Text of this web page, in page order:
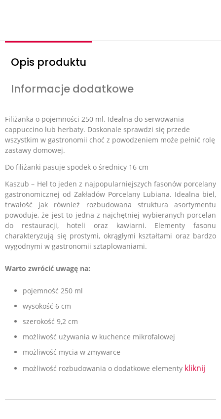
Opis produktu
Informacje dodatkowe
Filiżanka o pojemności 250 ml. Idealna do serwowania
cappuccino lub herbaty. Doskonale sprawdzi się przede
wszystkim w gastronomii choć z powodzeniem może pełnić rolę
zastawy domowej.
Do filiżanki pasuje spodek o średnicy 16 cm
Kaszub – Hel to jeden z najpopularniejszych fasonów porcelany
gastronomicznej od Zakładów Porcelany Lubiana. Idealna biel,
trwałość jak również rozbudowana struktura asortymentu
powoduje, że jest to jedna z najchętniej wybieranych porcelan
do restauracji, hoteli oraz kawiarni. Elementy fasonu
charakteryzują się prostymi, okrągłymi kształtami oraz bardzo
wygodnymi w gastronomii sztaplowaniami.
Warto zwrócić uwagę na:
pojemność 250 ml
wysokość 6 cm
szerokość 9,2 cm
możliwość używania w kuchence mikrofalowej
możliwość mycia w zmywarce
możliwość rozbudowania o dodatkowe elementy kliknij